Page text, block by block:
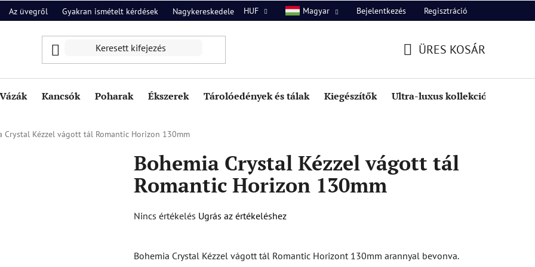
Az üvegről Gyakran ismételt kérdések Nagykereskedelem Rólunk Kapcsolat
HUF Magyar Bejelentkezés Regisztráció
ÜRES KOSÁR
Vázák Kancsók Poharak Ékszerek Tárolóedények és tálak Kiegészítők Ultra-luxus kollekció
Crystal Kézzel vágott tál Romantic Horizon 130mm
Bohemia Crystal Kézzel vágott tál
Romantic Horizon 130mm
A
értékelése
Nincs értékelés Ugrás az értékeléshez
Bohemia Crystal Kézzel vágott tál Romantic Horizont 130mm arannyal bevonva.